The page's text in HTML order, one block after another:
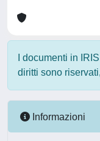
I documenti in
diritti sono
Informazioni